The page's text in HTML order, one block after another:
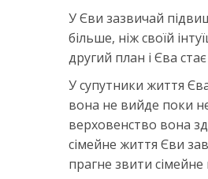
У Єви зазвичай
більше, ніж своїй
другий план і Єва
У супутники життя
вона не вийде поки
верховенство вона
сімейне життя Єви
прагне звити